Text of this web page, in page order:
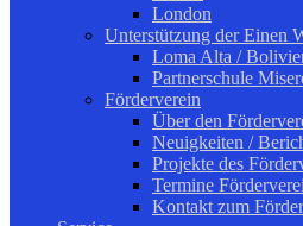
London
Unterstützung der Einen
Loma Alta /
Partnerschule
Förderverein
Über den
Neuigkeiten /
Projekte des
Termine
Kontakt zum